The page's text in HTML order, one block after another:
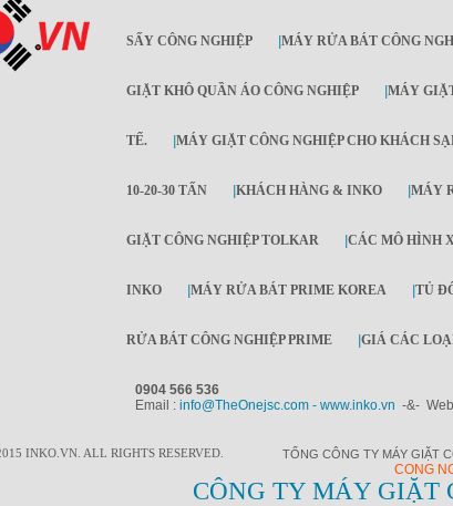
SẤY CÔNG NGHIỆP |MÁY RỬA BÁT CÔNG
GIẶT KHÔ QUẦN ÁO CÔNG NGHIỆP |MÁY
TẾ. |MÁY GIẶT CÔNG NGHIỆP CHO KHÁCH
10-20-30 TẤN |KHÁCH HÀNG & INKO |MÁY
GIẶT CÔNG NGHIỆP TOLKAR |CÁC MÔ HÌNH
INKO |MÁY RỬA BÁT PRIME KOREA |TỦ
RỬA BÁT CÔNG NGHIỆP PRIME |GIÁ CÁC
0904 566 536
Email : info@TheOnejsc.com - www.inko.vn -&-
INKO.VN. ALL RIGHTS RESERVED. TỔNG CÔNG TY MÁY GIẶT
CONG
CÔNG TY MÁY GIẶT